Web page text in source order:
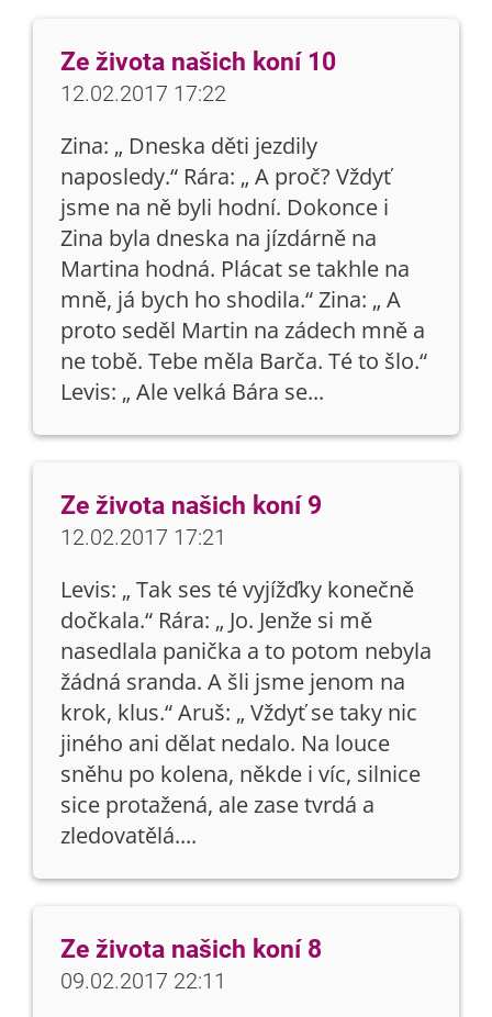
Ze života našich koní 10
12.02.2017 17:22
Zina: „ Dneska děti jezdily
naposledy.“ Rára: „ A proč? Vždyť
jsme na ně byli hodní. Dokonce i
Zina byla dneska na jízdárně na
Martina hodná. Plácat se takhle na
mně, já bych ho shodila.“ Zina: „ A
proto seděl Martin na zádech mně a
ne tobě. Tebe měla Barča. Té to šlo.“
Levis: „ Ale velká Bára se...
Ze života našich koní 9
12.02.2017 17:21
Levis: „ Tak ses té vyjížďky konečně
dočkala.“ Rára: „ Jo. Jenže si mě
nasedlala panička a to potom nebyla
žádná sranda. A šli jsme jenom na
krok, klus.“ Aruš: „ Vždyť se taky nic
jiného ani dělat nedalo. Na louce
sněhu po kolena, někde i víc, silnice
sice protažená, ale zase tvrdá a
zledovatělá....
Ze života našich koní 8
09.02.2017 22:11